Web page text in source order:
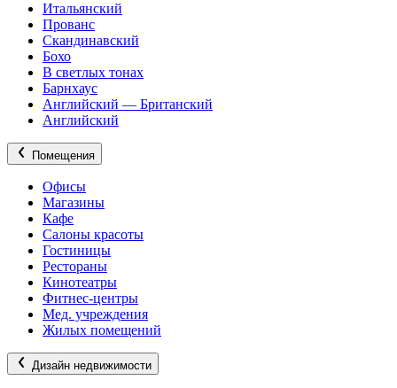
Итальянский
Прованс
Скандинавский
Бохо
В светлых тонах
Барнхаус
Английский — Британский
Английский
Помещения
Офисы
Магазины
Кафе
Салоны красоты
Гостиницы
Рестораны
Кинотеатры
Фитнес-центры
Мед. учреждения
Жилых помещений
Дизайн недвижимости